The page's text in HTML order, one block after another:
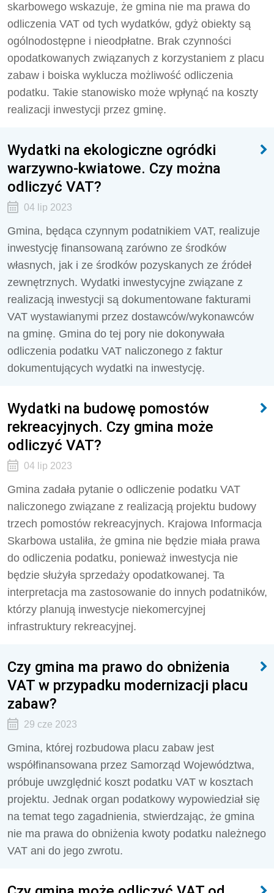
skarbowego wskazuje, że gmina nie ma prawa do
odliczenia VAT od tych wydatków, gdyż obiekty są
ogólnodostępne i nieodpłatne. Brak czynności
opodatkowanych związanych z korzystaniem z placu
zabaw i boiska wyklucza możliwość odliczenia
podatku. Takie stanowisko może wpłynąć na koszty
realizacji inwestycji przez gminę.
Wydatki na ekologiczne ogródki
warzywno-kwiatowe. Czy można
odliczyć VAT?
04 lip 2023
Gmina, będąca czynnym podatnikiem VAT, realizuje
inwestycję finansowaną zarówno ze środków
własnych, jak i ze środków pozyskanych ze źródeł
zewnętrznych. Wydatki inwestycyjne związane z
realizacją inwestycji są dokumentowane fakturami
VAT wystawianymi przez dostawców/wykonawców
na gminę. Gmina do tej pory nie dokonywała
odliczenia podatku VAT naliczonego z faktur
dokumentujących wydatki na inwestycję.
Wydatki na budowę pomostów
rekreacyjnych. Czy gmina może
odliczyć VAT?
04 lip 2023
Gmina zadała pytanie o odliczenie podatku VAT
naliczonego związane z realizacją projektu budowy
trzech pomostów rekreacyjnych. Krajowa Informacja
Skarbowa ustaliła, że gmina nie będzie miała prawa
do odliczenia podatku, ponieważ inwestycja nie
będzie służyła sprzedaży opodatkowanej. Ta
interpretacja ma zastosowanie do innych podatników,
którzy planują inwestycje niekomercyjnej
infrastruktury rekreacyjnej.
Czy gmina ma prawo do obniżenia
VAT w przypadku modernizacji placu
zabaw?
29 cze 2023
Gmina, której rozbudowa placu zabaw jest
współfinansowana przez Samorząd Województwa,
próbuje uwzględnić koszt podatku VAT w kosztach
projektu. Jednak organ podatkowy wypowiedział się
na temat tego zagadnienia, stwierdzając, że gmina
nie ma prawa do obniżenia kwoty podatku należnego
VAT ani do jego zwrotu.